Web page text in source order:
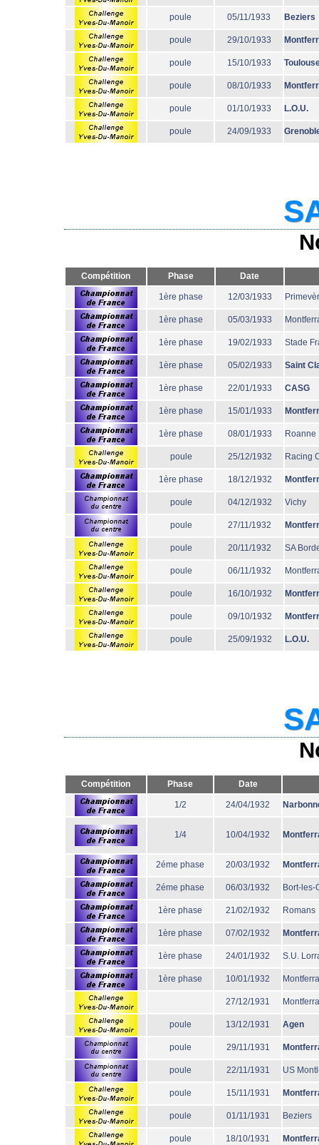
poule 05/11/1933 Beziers
poule 29/10/1933
poule 15/10/1933
poule 08/10/1933
poule 01/10/1933 L.O.U.
poule 24/09/1933
Compétition Phase Date
1ère phase 12/03/1933
1ère phase 05/03/1933
1ère phase 19/02/1933 Stade
1ère phase 05/02/1933 Saint
1ère phase 22/01/1933 CASG
1ère phase 15/01/1933
1ère phase 08/01/1933 Roanne
poule 25/12/1932 Racing
1ère phase 18/12/1932
poule 04/12/1932 Vichy
poule 27/11/1932
poule 20/11/1932 SA
poule 06/11/1932
poule 16/10/1932
poule 09/10/1932
poule 25/09/1932 L.O.U.
Compétition Phase Date
1/2 24/04/1932
1/4 10/04/1932
2éme phase 20/03/1932
2éme phase 06/03/1932 Bort-les-
1ère phase 21/02/1932 Romans
1ère phase 07/02/1932
1ère phase 24/01/1932 S.U.
1ère phase 10/01/1932
27/12/1931
poule 13/12/1931 Agen
poule 29/11/1931
poule 22/11/1931 US
poule 15/11/1931
poule 01/11/1931 Beziers
poule 18/10/1931